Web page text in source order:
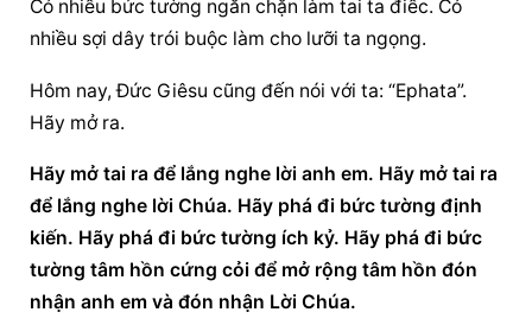
Có nhiều bức tường ngăn chặn làm tai ta điếc. Có
nhiều sợi dây trói buộc làm cho lưỡi ta ngọng.
Hôm nay, Đức Giêsu cũng đến nói với ta: “Ephata”.
Hãy mở ra.
Hãy mở tai ra để lắng nghe lời anh em. Hãy mở tai ra
để lắng nghe lời Chúa. Hãy phá đi bức tường định
kiến. Hãy phá đi bức tường ích kỷ. Hãy phá đi bức
tường tâm hồn cứng cỏi để mở rộng tâm hồn đón
nhận anh em và đón nhận Lời Chúa.